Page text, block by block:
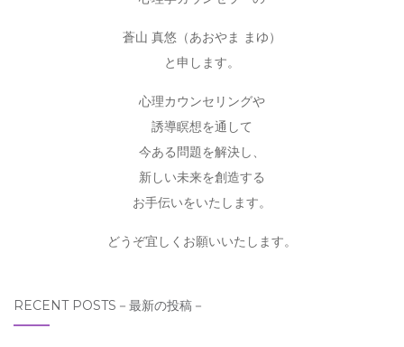
蒼山 真悠（あおやま まゆ）
と申します。
心理カウンセリングや
誘導瞑想を通して
今ある問題を解決し、
新しい未来を創造する
お手伝いをいたします。
どうぞ宜しくお願いいたします。
RECENT POSTS－最新の投稿－